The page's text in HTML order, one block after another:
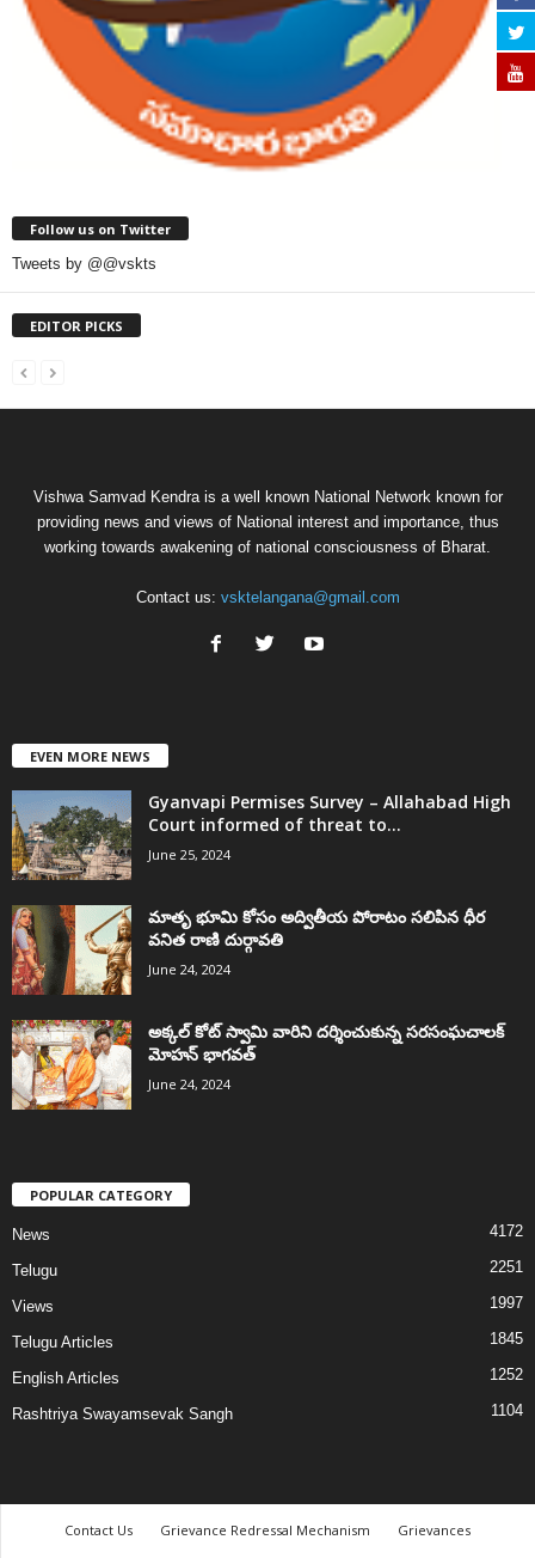
Follow us on Twitter
Tweets by @@vskts
EDITOR PICKS
Vishwa Samvad Kendra is a well known National Network known for
providing news and views of National interest and importance, thus
working towards awakening of national consciousness of Bharat.
Contact us: vsktelangana@gmail.com
EVEN MORE NEWS
Gyanvapi Permises Survey – Allahabad High
Court informed of threat to...
June 25, 2024
మాతృ భూమి కోసం అద్వితీయ పోరాటం సలిపిన ధీర
వనిత రాణి దుర్గావతి
June 24, 2024
అక్కల్‌ కోట్‌ స్వామి వారిని దర్శించుకున్న సరసంఘచాలక్
మోహన్ భాగవత్
June 24, 2024
POPULAR CATEGORY
News 4172
Telugu 2251
Views 1997
Telugu Articles 1845
English Articles 1252
Rashtriya Swayamsevak Sangh 1104
Contact Us Grievance Redressal Mechanism
Grievances